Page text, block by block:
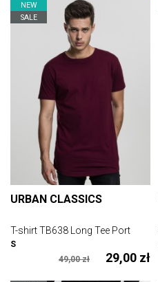
NEW
SALE
URBAN CLASSICS
T-shirt TB638 Long Tee Port
29,00 zł
49,00 zł
S